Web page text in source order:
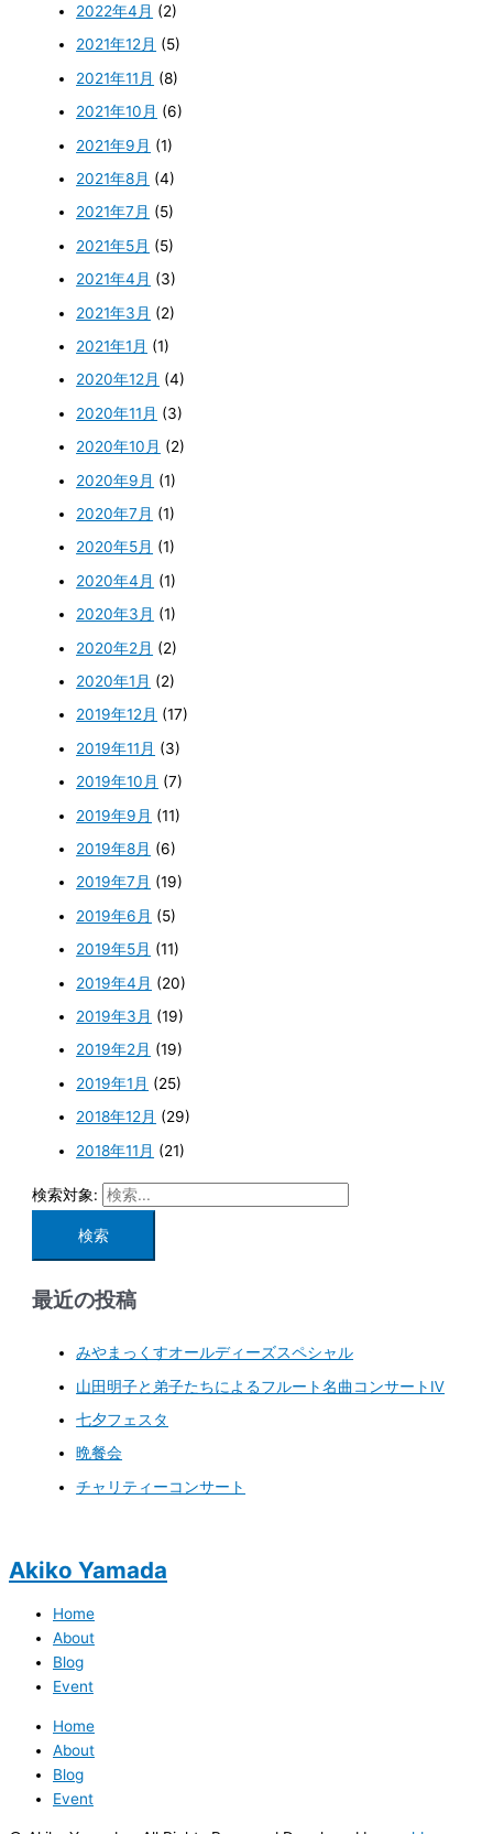
2022年4月 (2)
2021年12月 (5)
2021年11月 (8)
2021年10月 (6)
2021年9月 (1)
2021年8月 (4)
2021年7月 (5)
2021年5月 (5)
2021年4月 (3)
2021年3月 (2)
2021年1月 (1)
2020年12月 (4)
2020年11月 (3)
2020年10月 (2)
2020年9月 (1)
2020年7月 (1)
2020年5月 (1)
2020年4月 (1)
2020年3月 (1)
2020年2月 (2)
2020年1月 (2)
2019年12月 (17)
2019年11月 (3)
2019年10月 (7)
2019年9月 (11)
2019年8月 (6)
2019年7月 (19)
2019年6月 (5)
2019年5月 (11)
2019年4月 (20)
2019年3月 (19)
2019年2月 (19)
2019年1月 (25)
2018年12月 (29)
2018年11月 (21)
検索対象:
最近の投稿
みやまっくすオールディーズスペシャル
山田明子と弟子たちによるフルート名曲コンサートⅣ
七夕フェスタ
晩餐会
チャリティーコンサート
Akiko Yamada
Home
About
Blog
Event
Home
About
Blog
Event